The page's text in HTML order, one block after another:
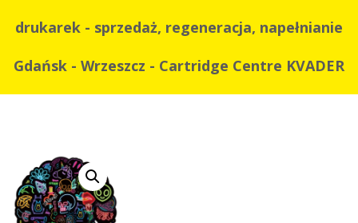
drukarek - sprzedaż, regeneracja, napełnianie
Gdańsk - Wrzeszcz - Cartridge Centre KVADER